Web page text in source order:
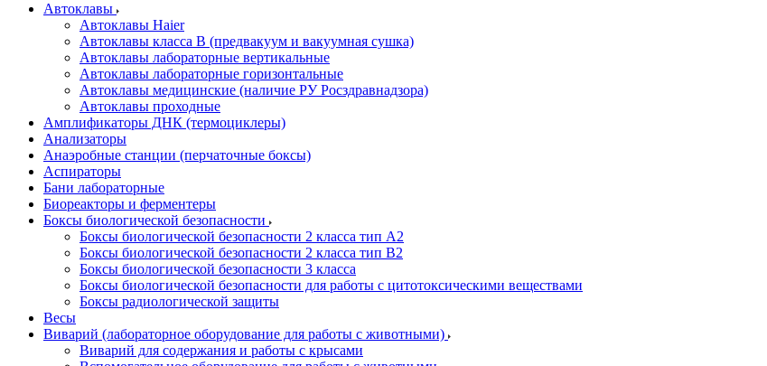
Автоклавы
Автоклавы Haier
Автоклавы класса B (предвакуум и вакуумная сушка)
Автоклавы лабораторные вертикальные
Автоклавы лабораторные горизонтальные
Автоклавы медицинские (наличие РУ Росздравнадзора)
Автоклавы проходные
Амплификаторы ДНК (термоциклеры)
Анализаторы
Анаэробные станции (перчаточные боксы)
Аспираторы
Бани лабораторные
Биореакторы и ферментеры
Боксы биологической безопасности
Боксы биологической безопасности 2 класса тип A2
Боксы биологической безопасности 2 класса тип B2
Боксы биологической безопасности 3 класса
Боксы биологической безопасности для работы с цитотоксическими веществами
Боксы радиологической защиты
Весы
Виварий (лабораторное оборудование для работы с животными)
Виварий для содержания и работы с крысами